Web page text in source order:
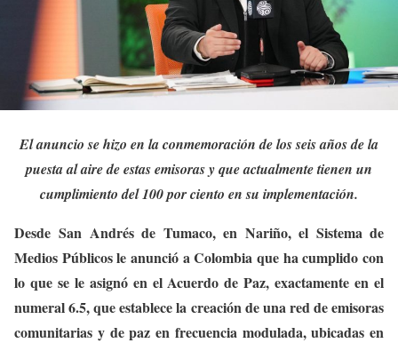
El anuncio se hizo en la conmemoración de los seis años de la
puesta al aire de estas emisoras y que actualmente tienen un
cumplimiento del 100 por ciento en su implementación.
Desde San Andrés de Tumaco, en Nariño, el Sistema de
Medios Públicos le anunció a Colombia que ha cumplido con
lo que se le asignó en el Acuerdo de Paz, exactamente en el
numeral 6.5, que establece la creación de una red de emisoras
comunitarias y de paz en frecuencia modulada, ubicadas en